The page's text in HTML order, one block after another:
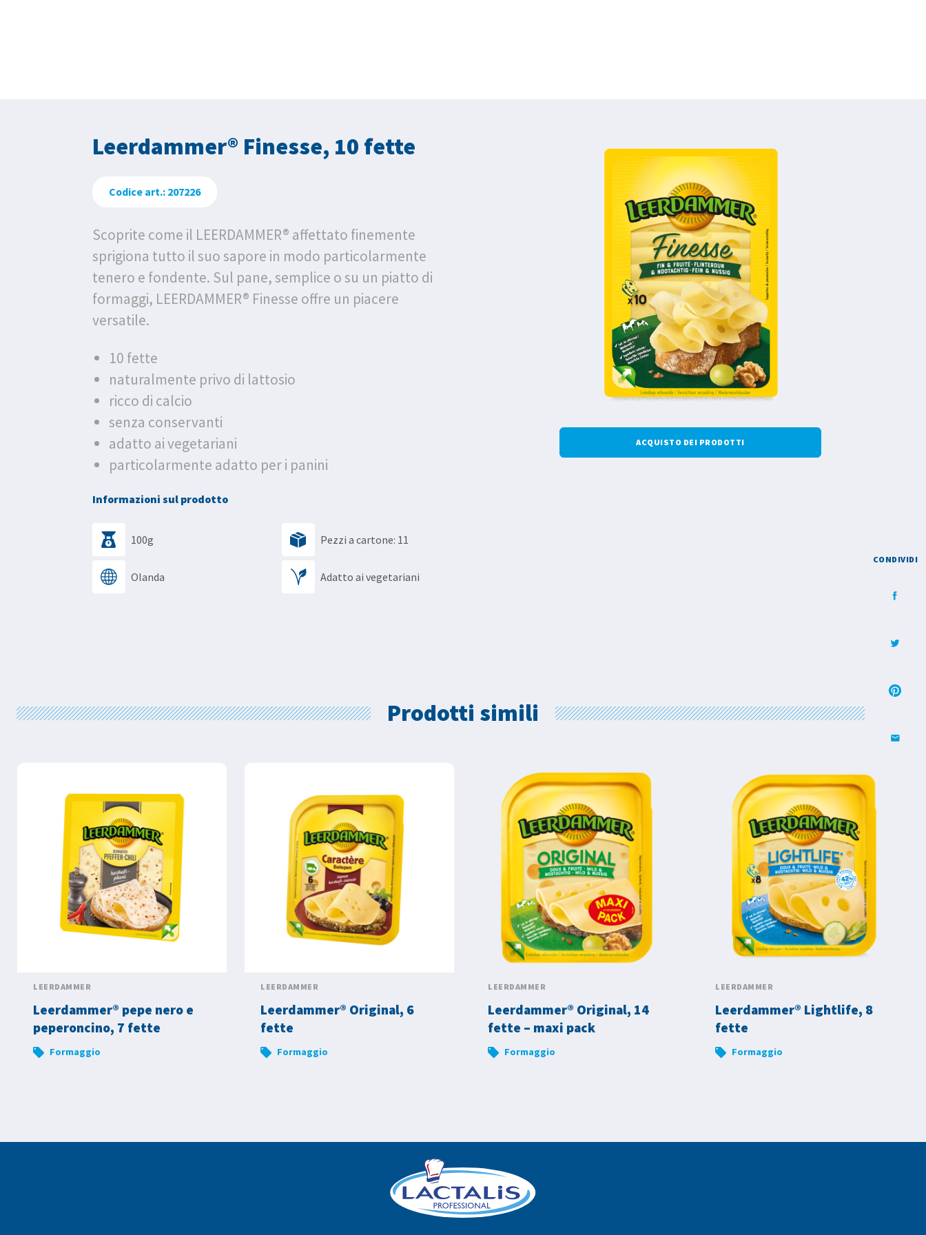
Leerdammer® Finesse, 10 fette
Codice art.: 207226
Scoprite come il LEERDAMMER® affettato finemente
sprigiona tutto il suo sapore in modo particolarmente
tenero e fondente. Sul pane, semplice o su un piatto di
formaggi, LEERDAMMER® Finesse offre un piacere
versatile.
10 fette
naturalmente privo di lattosio
ricco di calcio
senza conservanti
adatto ai vegetariani
particolarmente adatto per i panini
Informazioni sul prodotto
100g Pezzi a cartone: 11
Olanda Adatto ai vegetariani
ACQUISTO DEI PRODOTTI
CONDIVIDI
Prodotti simili
LEERDAMMER
Leerdammer® pepe nero e
peperoncino, 7 fette
Formaggio
LEERDAMMER
Leerdammer® Original, 6
fette
Formaggio
LEERDAMMER
Leerdammer® Original, 14
fette – maxi pack
Formaggio
LEERDAMMER
Leerdammer® Lightlife, 8
fette
Formaggio